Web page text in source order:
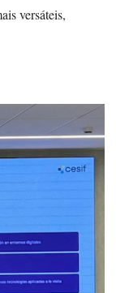
versáteis,